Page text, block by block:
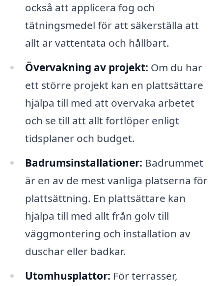
också att applicera fog och
tätningsmedel för att säkerställa att
allt är vattentäta och hållbart.
Övervakning av projekt: Om du har
ett större projekt kan en plattsättare
hjälpa till med att övervaka arbetet
och se till att allt fortlöper enligt
tidsplaner och budget.
Badrumsinstallationer: Badrummet
är en av de mest vanliga platserna för
plattsättning. En plattsättare kan
hjälpa till med allt från golv till
väggmontering och installation av
duschar eller badkar.
Utomhusplattor: För terrasser,